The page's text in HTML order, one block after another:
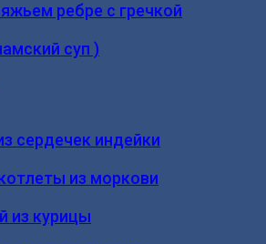
ребре с гречкой
суп )
сердечек индейки
из моркови
из курицы